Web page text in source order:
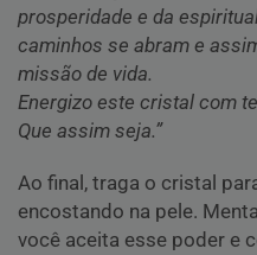
prosperidade e da
caminhos se abram e
missão de vida.
Energizo este cristal com
Que assim seja.”
Ao final, traga o cristal
encostando na pele.
você aceita esse poder e